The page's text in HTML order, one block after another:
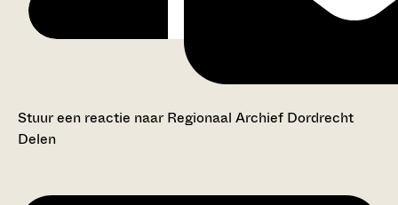
Stuur een reactie naar Regionaal Archief Dordrecht
Delen